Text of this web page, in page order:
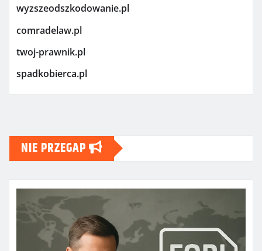
wyzszeodszkodowanie.pl
comradelaw.pl
twoj-prawnik.pl
spadkobierca.pl
NIE PRZEGAP